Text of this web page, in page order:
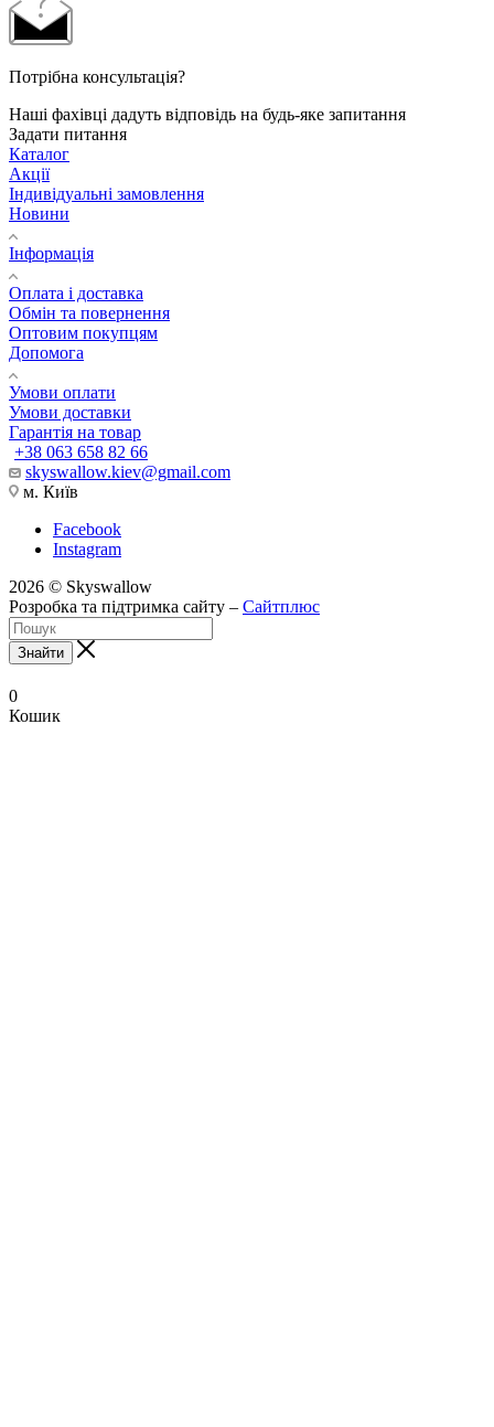
Потрібна консультація?
Наші фахівці дадуть відповідь на будь-яке запитання
Задати питання
Каталог
Акції
Індивідуальні замовлення
Новини
Інформація
Оплата і доставка
Обмін та повернення
Оптовим покупцям
Допомога
Умови оплати
Умови доставки
Гарантія на товар
+38 063 658 82 66
skyswallow.kiev@gmail.com
м. Київ
Facebook
Instagram
2026 © Skyswallow
Розробка та підтримка сайту – Сайтплюс
Знайти
0
Кошик